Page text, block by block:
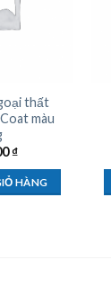
thất
màu
₫
HÀNG